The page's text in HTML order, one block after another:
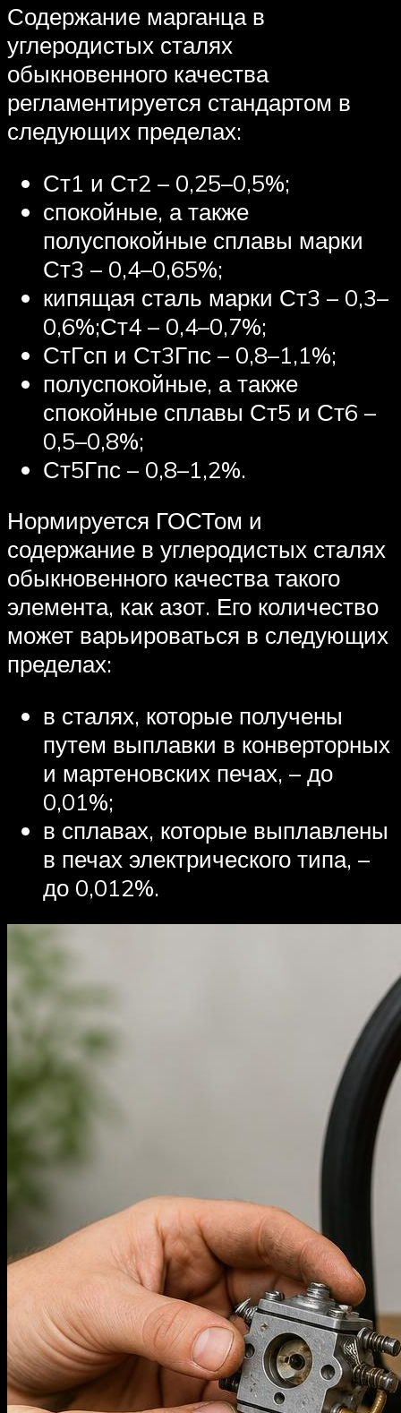
Содержание марганца в
углеродистых сталях
обыкновенного качества
регламентируется стандартом в
следующих пределах:
Ст1 и Ст2 – 0,25–0,5%;
спокойные, а также
полуспокойные сплавы марки
Ст3 – 0,4–0,65%;
кипящая сталь марки Ст3 – 0,3–
0,6%;Ст4 – 0,4–0,7%;
СтГсп и Ст3Гпс – 0,8–1,1%;
полуспокойные, а также
спокойные сплавы Ст5 и Ст6 –
0,5–0,8%;
Ст5Гпс – 0,8–1,2%.
Нормируется ГОСТом и
содержание в углеродистых сталях
обыкновенного качества такого
элемента, как азот. Его количество
может варьироваться в следующих
пределах:
в сталях, которые получены
путем выплавки в конверторных
и мартеновских печах, – до
0,01%;
в сплавах, которые выплавлены
в печах электрического типа, –
до 0,012%.